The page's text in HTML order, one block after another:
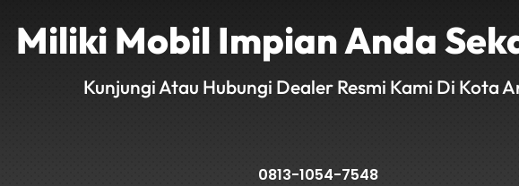
Miliki Mobil Impian Anda
Kunjungi Atau Hubungi Dealer Resmi Kami Di Kota
0813-1054-7548